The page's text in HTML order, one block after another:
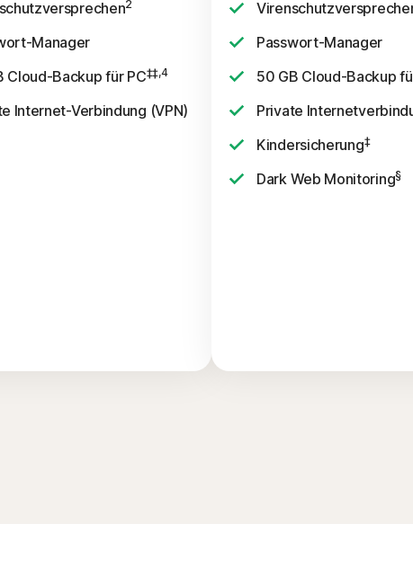
2
Manager
Cloud-Backup für PC‡‡,4
Internet-Verbindung (VPN)
Passwort-Manager
50 GB Cloud-Backup
Private
Kindersicherung‡
Dark Web Monitoring§